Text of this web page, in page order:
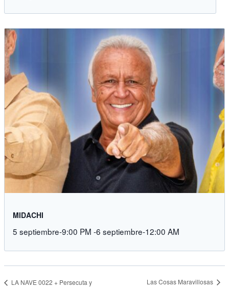
MIDACHI
5 septiembre-9:00 PM -6 septiembre-12:00 AM
LA NAVE 0022 + Persecuta y
Las Cosas Maravillosas